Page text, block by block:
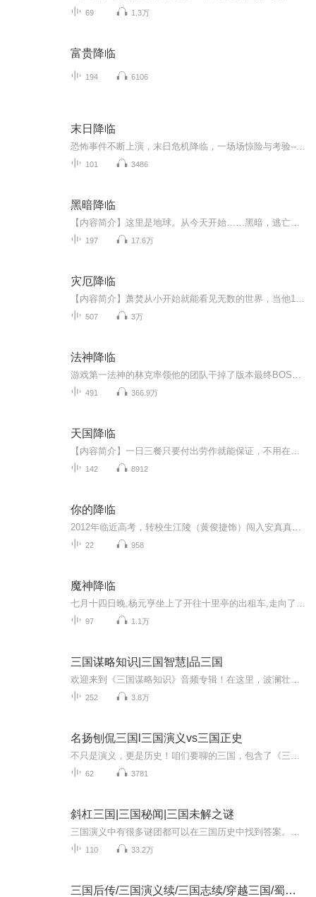
69 1.3万
富贵降临
194 6106
末日降临
101 3486
黑暗降临
197 17.6万
灾厄降临
507 3万
法神降临
491 366.9万
天国降临
142 8912
你的降临
22 958
魔神降临
97 1.1万
三国谋略知识|三国智慧|品三国
252 3.8万
名扬刨侃三国l三国演义vs三国正史
62 3781
斜杠三国|三国秘闻|三国未解之谜
110 33.2万
三国后传/三国演义续/三国志续/穿越三国/蜀汉后传